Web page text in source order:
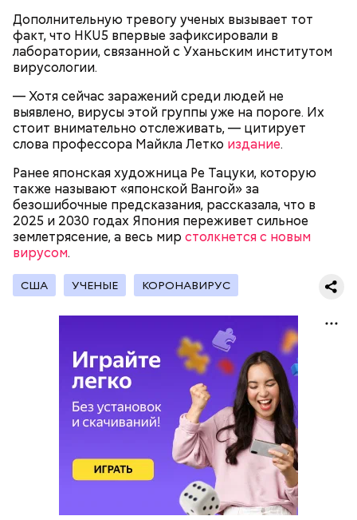
Дополнительную тревогу ученых вызывает тот
факт, что HKU5 впервые зафиксировали в
лаборатории, связанной с Уханьским институтом
вирусологии.
— Хотя сейчас заражений среди людей не
выявлено, вирусы этой группы уже на пороге. Их
стоит внимательно отслеживать, — цитирует
слова профессора Майкла Летко издание.
Ранее японская художница Ре Тацуки, которую
также называют «японской Вангой» за
безошибочные предсказания, рассказала, что в
2025 и 2030 годах Япония переживет сильное
землетрясение, а весь мир столкнется с новым
вирусом.
США УЧЕНЫЕ КОРОНАВИРУС